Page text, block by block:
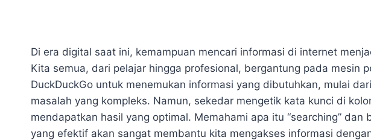
Di era digital saat ini, kemampuan mencari informasi di internet
Kita semua, dari pelajar hingga profesional, bergantung pada mesin
DuckDuckGo untuk menemukan informasi yang dibutuhkan, mulai
masalah yang kompleks. Namun, sekedar mengetik kata kunci di
mendapatkan hasil yang optimal. Memahami apa itu “searching” dan
yang efektif akan sangat membantu kita mengakses informasi